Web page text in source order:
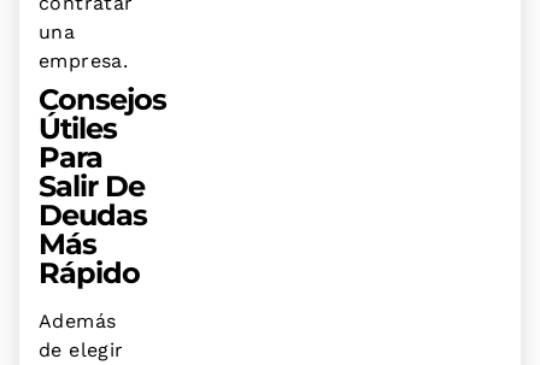
una
empresa.
Consejos
Útiles
Para
Salir De
Deudas
Más
Rápido
Además
de elegir